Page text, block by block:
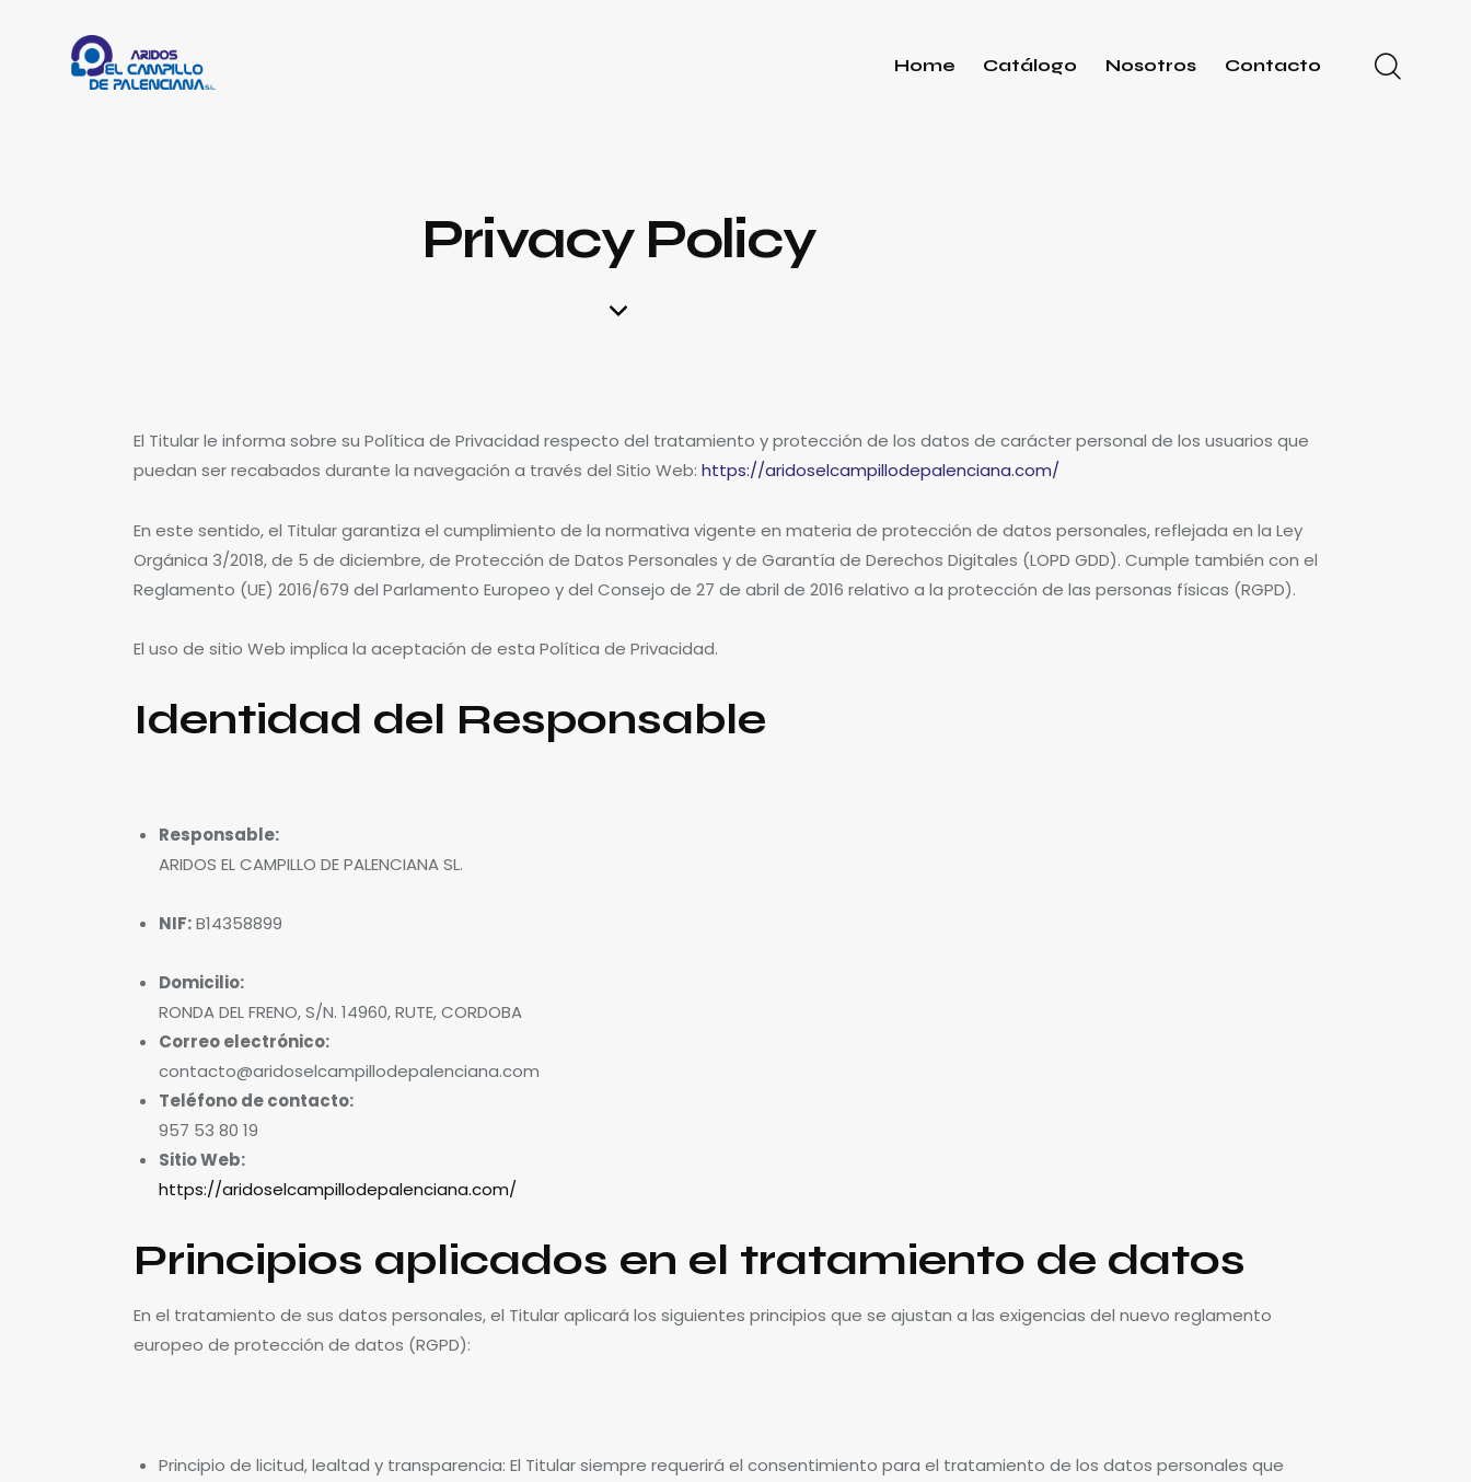
Home Catálogo Nosotros Contacto
Privacy Policy
El Titular le informa sobre su Política de Privacidad respecto del tratamiento y protección de los datos de carácter personal de los usuarios que
puedan ser recabados durante la navegación a través del Sitio Web: https://aridoselcampillodepalenciana.com/
En este sentido, el Titular garantiza el cumplimiento de la normativa vigente en materia de protección de datos personales, reflejada en la Ley
Orgánica 3/2018, de 5 de diciembre, de Protección de Datos Personales y de Garantía de Derechos Digitales (LOPD GDD). Cumple también con el
Reglamento (UE) 2016/679 del Parlamento Europeo y del Consejo de 27 de abril de 2016 relativo a la protección de las personas físicas (RGPD).
El uso de sitio Web implica la aceptación de esta Política de Privacidad.
Identidad del Responsable
Responsable:
ARIDOS EL CAMPILLO DE PALENCIANA SL.
NIF:B14358899
Domicilio:
RONDA DEL FRENO, S/N. 14960, RUTE, CORDOBA
Correo electrónico:
contacto@aridoselcampillodepalenciana.com
Teléfono de contacto:
957 53 80 19
Sitio Web:
https://aridoselcampillodepalenciana.com/
Principios aplicados en el tratamiento de datos
En el tratamiento de sus datos personales, el Titular aplicará los siguientes principios que se ajustan a las exigencias del nuevo reglamento
europeo de protección de datos (RGPD):
Principio de licitud, lealtad y transparencia: El Titular siempre requerirá el consentimiento para el tratamiento de los datos personales que